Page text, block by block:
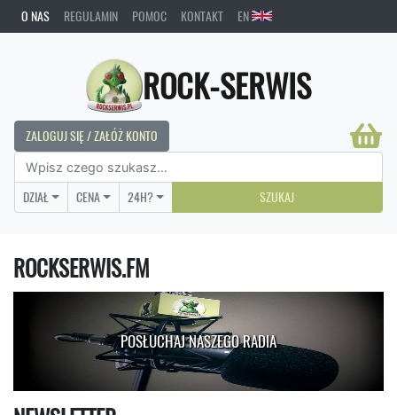
O NAS REGULAMIN POMOC KONTAKT EN
ROCK-SERWIS
ZALOGUJ SIĘ / ZAŁÓŻ KONTO
DZIAŁ CENA 24H? SZUKAJ
ROCKSERWIS.FM
POSŁUCHAJ NASZEGO RADIA